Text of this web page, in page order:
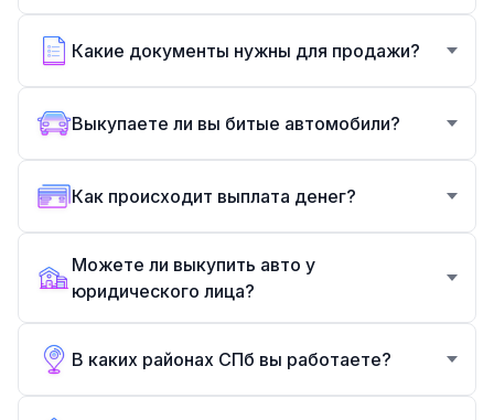
Какие документы нужны для продажи?
Выкупаете ли вы битые автомобили?
Как происходит выплата денег?
Можете ли выкупить авто у
юридического лица?
В каких районах СПб вы работаете?